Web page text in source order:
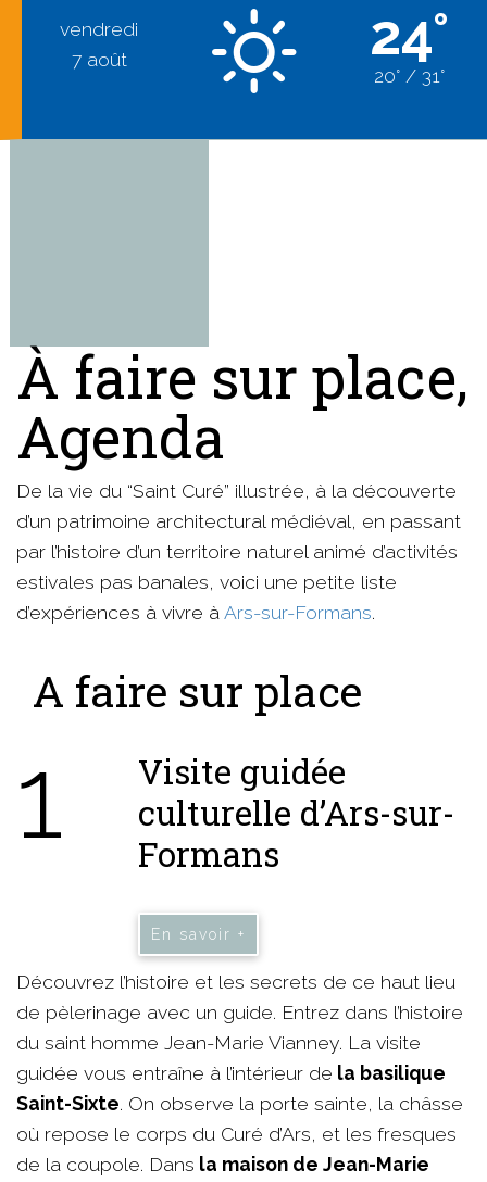
À faire sur place,
Agenda
De la vie du “Saint Curé” illustrée, à la découverte
d’un patrimoine architectural médiéval, en passant
par l’histoire d’un territoire naturel animé d’activités
estivales pas banales, voici une petite liste
d’expériences à vivre à Ars-sur-Formans.
A faire sur place
1
Visite guidée
culturelle d’Ars-sur-
Formans
En savoir +
Découvrez l’histoire et les secrets de ce haut lieu
de pèlerinage avec un guide. Entrez dans l’histoire
du saint homme Jean-Marie Vianney. La visite
guidée vous entraîne à l’intérieur de la basilique
Saint-Sixte. On observe la porte sainte, la châsse
où repose le corps du Curé d’Ars, et les fresques
de la coupole. Dans la maison de Jean-Marie
vendredi
7 août
24°
20° / 31°